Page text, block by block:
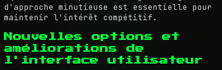
d'approche minutieuse est essentielle pour
maintenir l'intérêt compétitif.
Nouvelles options et
améliorations de
l'interface utilisateur